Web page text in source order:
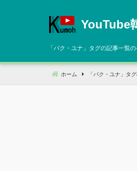
へ
動
YouTube
「 パク・ユナ 」タグの記事一覧の
ホーム 「 パク・ユナ 」タ